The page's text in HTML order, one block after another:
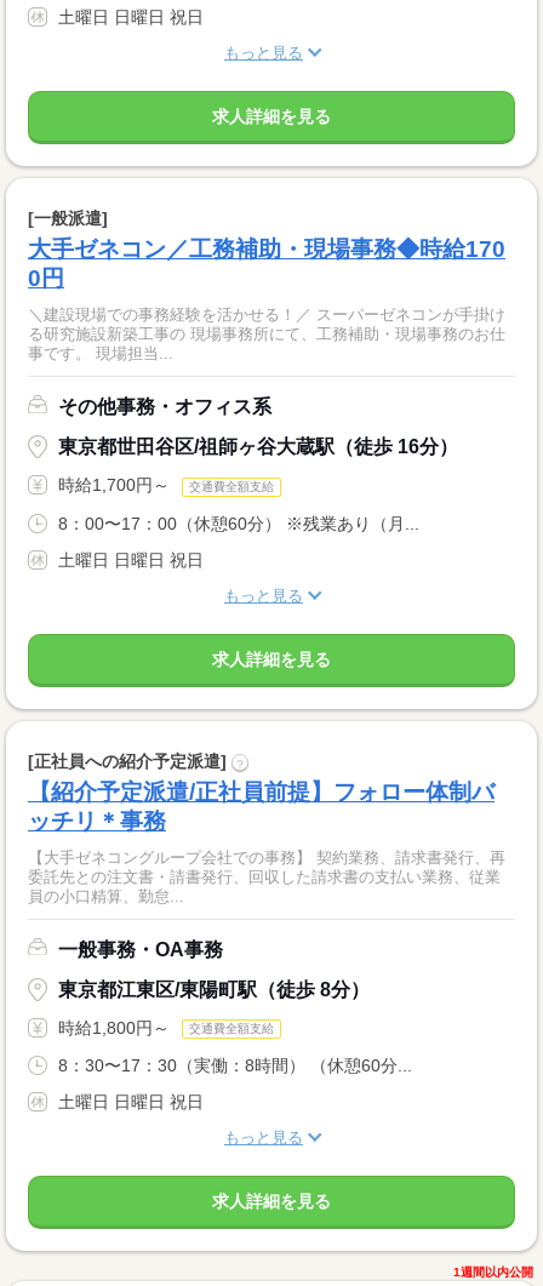
土曜日 日曜日 祝日
もっと見る
求人詳細を見る
[一般派遣]
大手ゼネコン／工務補助・現場事務◆時給170
0円
＼建設現場での事務経験を活かせる！／ スーパーゼネコンが手掛け
る研究施設新築工事の 現場事務所にて、工務補助・現場事務のお仕
事です。 現場担当...
その他事務・オフィス系
東京都世田谷区/祖師ヶ谷大蔵駅（徒歩 16分）
時給1,700円～ 交通費全額支給
8：00〜17：00（休憩60分） ※残業あり（月...
土曜日 日曜日 祝日
もっと見る
求人詳細を見る
[正社員への紹介予定派遣] ?
【紹介予定派遣/正社員前提】フォロー体制バ
ッチリ＊事務
【大手ゼネコングループ会社での事務】 契約業務、請求書発行、再
委託先との注文書・請書発行、回収した請求書の支払い業務、従業
員の小口精算、勤怠...
一般事務・OA事務
東京都江東区/東陽町駅（徒歩 8分）
時給1,800円～ 交通費全額支給
8：30〜17：30（実働：8時間） （休憩60分...
土曜日 日曜日 祝日
もっと見る
求人詳細を見る
1週間以内公開